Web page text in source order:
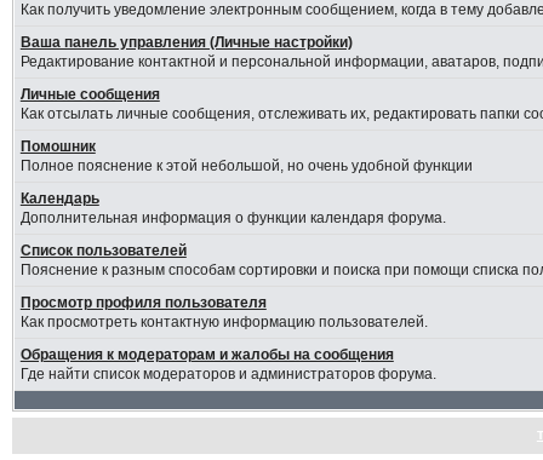
Как получить уведомление электронным сообщением, когда в тему
Ваша панель управления (Личные настройки)
Редактирование контактной и персональной информации, аватаров,
Личные сообщения
Как отсылать личные сообщения, отслеживать их, редактировать папки
Помошник
Полное пояснение к этой небольшой, но очень удобной функции
Календарь
Дополнительная информация о функции календаря форума.
Список пользователей
Пояснение к разным способам сортировки и поиска при помощи списка
Просмотр профиля пользователя
Как просмотреть контактную информацию пользователей.
Обращения к модераторам и жалобы на сообщения
Где найти список модераторов и администраторов форума.